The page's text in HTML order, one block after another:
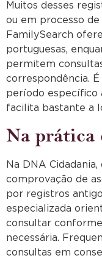
Muitos desses
ou em processo
FamilySearch
portuguesas,
permitem
correspondência.
período específico
facilita bastante a
Na prática
Na DNA
comprovação de
por registros
especializada
consultar
necessária.
consultas em